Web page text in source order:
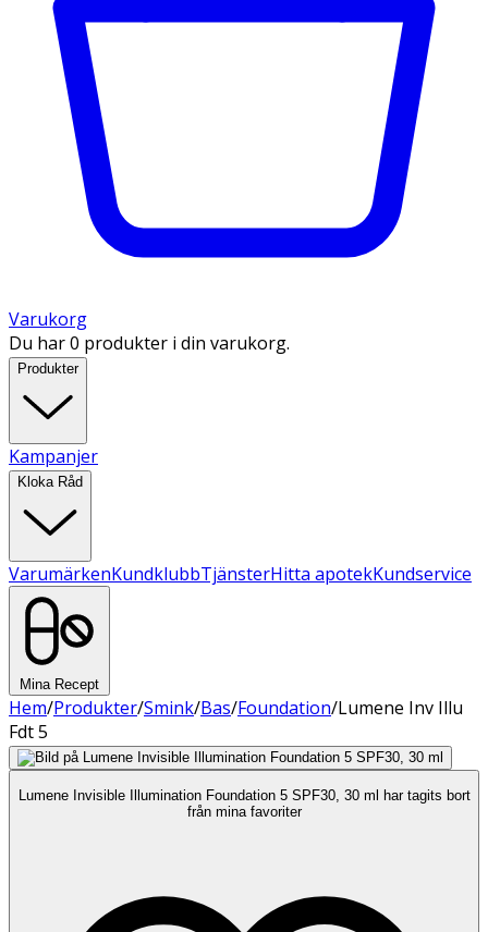
Varukorg
Du har 0 produkter i din varukorg.
Produkter
Kampanjer
Kloka Råd
VarumärkenKundklubbTjänsterHitta apotekKundservice
Mina Recept
Hem/Produkter/Smink/Bas/Foundation/Lumene Inv Illu
Fdt 5
Lumene Invisible Illumination Foundation 5 SPF30, 30 ml har tagits bort
från mina favoriter